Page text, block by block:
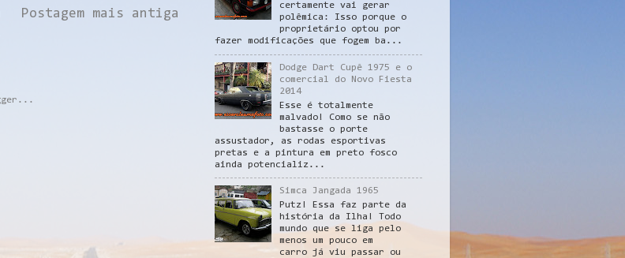
Postagem mais antiga
certamente vai gerar
polêmica: Isso porque o
proprietário optou por
fazer modificações que fogem ba...
Dodge Dart Cupê 1975 e o
comercial do Novo Fiesta
2014
Esse é totalmente
malvado! Como se não
bastasse o porte
assustador, as rodas esportivas
pretas e a pintura em preto fosco
ainda potencializ...
Simca Jangada 1965
Putz! Essa faz parte da
história da Ilha! Todo
mundo que se liga pelo
menos um pouco em
carro já viu passar ou